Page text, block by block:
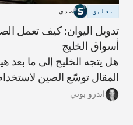
تعليق صدى
تدويل اليوان: كيف تعمل
أسواق الخليج
هل يتجه الخليج إلى ما بعد
المقال توسّع الصين
وما الذي يعنيه ذلك لمستقبل
أندرو بوني